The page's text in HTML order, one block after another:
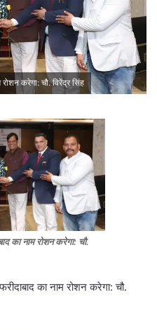
करेगा: चौ. विरेंद्र सिंह
का नाम रोशन करेगा: चौ.
का नाम रोशन करेगा: चौ.